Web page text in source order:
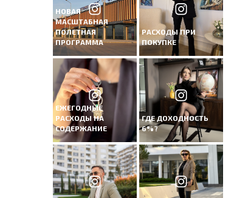
НОВАЯ
МАСШТАБНАЯ
ПОЛЕТНАЯ
ПРОГРАММА
РАСХОДЫ ПРИ
ПОКУПКЕ
ЕЖЕГОДНЫЕ
РАСХОДЫ НА
СОДЕРЖАНИЕ
ГДЕ ДОХОДНОСТЬ
6%?